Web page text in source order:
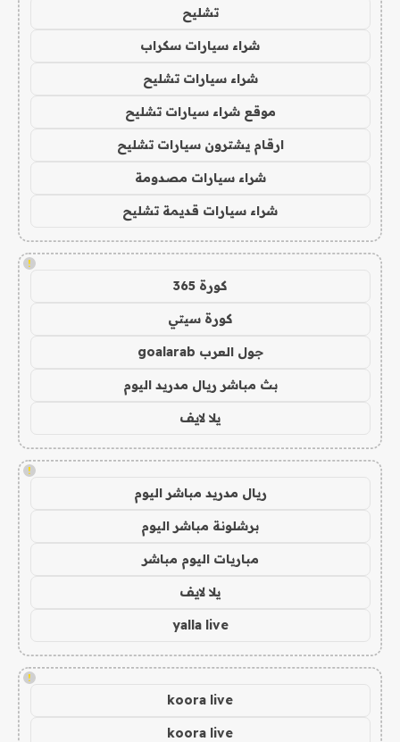
تشليح
شراء سيارات سكراب
شراء سيارات تشليح
موقع شراء سيارات تشليح
ارقام يشترون سيارات تشليح
شراء سيارات مصدومة
شراء سيارات قديمة تشليح
!
كورة 365
كورة سيتي
جول العرب goalarab
بث مباشر ريال مدريد اليوم
يلا لايف
!
ريال مدريد مباشر اليوم
برشلونة مباشر اليوم
مباريات اليوم مباشر
يلا لايف
yalla live
!
koora live
koora live